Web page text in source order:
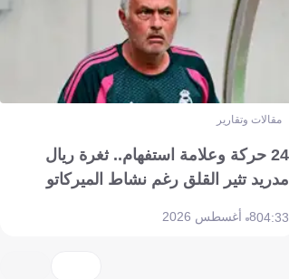
مقالات وتقارير
24 حركة وعلامة استفهام.. ثغرة ريال
مدريد تثير القلق رغم نشاط الميركاتو
04:338 أغسطس 2026